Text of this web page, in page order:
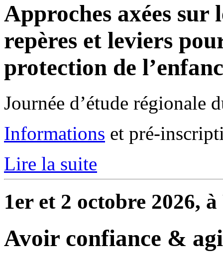
Approches axées
repères et leviers
protection de
Journée d’étude régionale
Informations et pré-
Lire la suite
1er et 2 octobre 2026,
Avoir confiance &